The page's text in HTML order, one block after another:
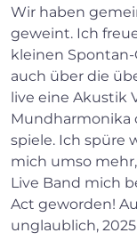
Wir haben
geweint. Ich
kleinen
auch über die
live eine Akustik
Mundharmonika
spiele. Ich spüre
mich umso
Live Band mich
Act geworden!
unglaublich,